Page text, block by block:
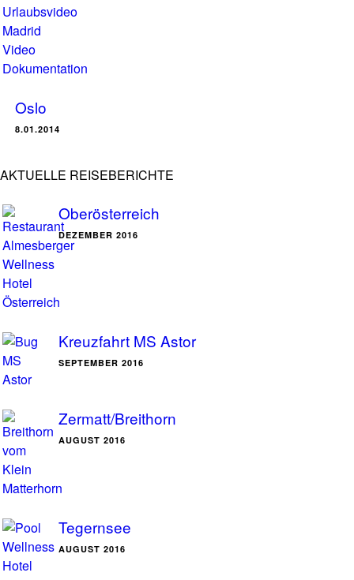
Oslo
8.01.2014
AKTUELLE REISEBERICHTE
Oberösterreich
DEZEMBER 2016
Kreuzfahrt MS Astor
SEPTEMBER 2016
Zermatt/Breithorn
AUGUST 2016
Tegernsee
AUGUST 2016